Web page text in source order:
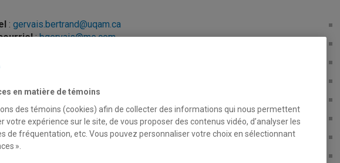
: gervais.bertrand@uqam.ca
:bgervais@me.com
: Français, Anglais
désire s'entretenir avec les médias
en matière de témoins
des témoins (cookies) afin de collecter des informations qui nous permettent
votre expérience sur le site, de vous proposer des contenus vidéo, d’analyser les
de fréquentation, etc. Vous pouvez personnaliser votre choix en sélectionnant
».